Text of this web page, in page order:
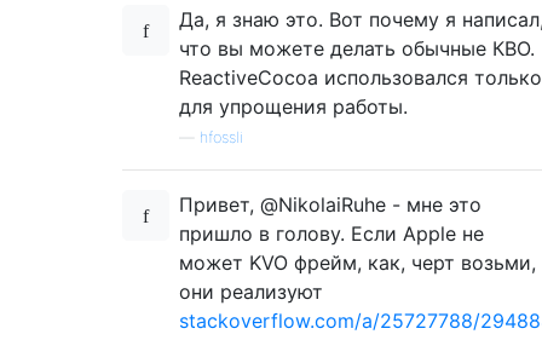
Да, я знаю это. Вот почему я
что вы можете делать обычные КВО.
ReactiveCocoa использовался только
для упрощения работы.
hfossli
Привет, @NikolaiRuhe - мне это
пришло в голову. Если Apple не
может KVO фрейм, как, черт возьми,
они реализуют
stackoverflow.com/a/25727788/